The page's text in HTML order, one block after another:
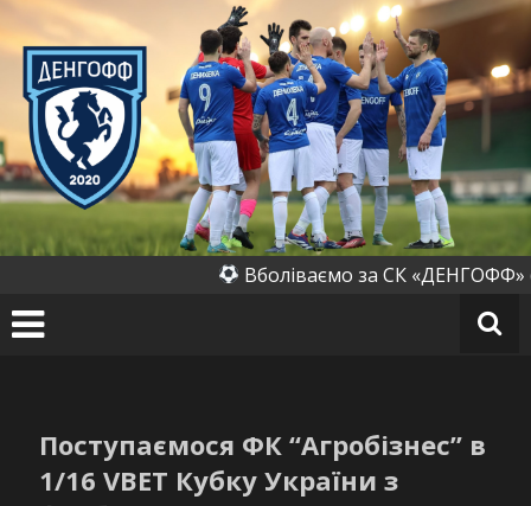
Перейти
вмісту
СК
«Д
ен
го
ф
ф»
Вболіваємо за СК «ДЕНГОФФ»
Поступаємося ФК “Агробізнес” в
1/16 VBET Кубку України з